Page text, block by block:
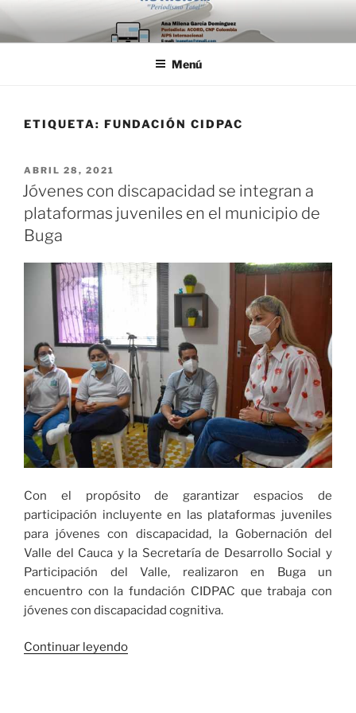
Saltar
al
contenido
Menú
ETIQUETA: FUNDACIÓN CIDPAC
PUBLICADO
EL
ABRIL 28, 2021
Jóvenes con discapacidad se integran a
plataformas juveniles en el municipio de
Buga
Con el propósito de garantizar espacios de
participación incluyente en las plataformas juveniles
para jóvenes con discapacidad, la Gobernación del
Valle del Cauca y la Secretaría de Desarrollo Social y
Participación del Valle, realizaron en Buga un
encuentro con la fundación CIDPAC que trabaja con
jóvenes con discapacidad cognitiva.
Continuar leyendo«Jóvenes